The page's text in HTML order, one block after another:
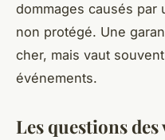
dommages causés par
non protégé. Une
cher, mais vaut
événements.
Les questions